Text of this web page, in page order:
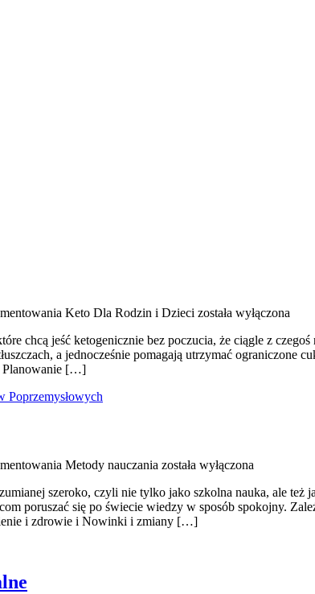
Keto Dla Rodzin i Dzieci została wyłączona
chcą jeść ketogenicznie bez poczucia, że ciągle z
a jednocześnie pomagają utrzymać ograniczone
Planowanie […]
Poprzemysłowych
Metody nauczania została wyłączona
szeroko, czyli nie tylko jako szkolna nauka, ale
poruszać się po świecie wiedzy w sposób spokojny.
i zdrowie i Nowinki i zmiany […]